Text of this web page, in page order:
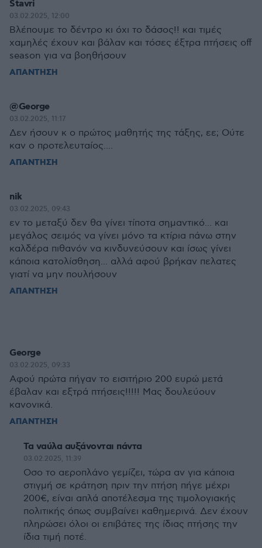
Stavri
03.02.2025, 12:00
Βλέπουμε το δέντρο κι όχι το δάσος!! και τιμές
χαμηλές έχουν και βάλαν και τόσες έξτρα πτήσεις off
season για να βοηθήσουν
ΑΠΑΝΤΗΣΗ
@George
03.02.2025, 11:17
Δεν ήσουν κ ο πρώτος μαθητής της τάξης, εε; Ούτε
καν ο προτελευταίος....
ΑΠΑΝΤΗΣΗ
nik
03.02.2025, 09:43
εν το μεταξύ δεν θα γίνει τίποτα σημαντικό... και
μεγάλος σειμός να γίνει μόνο τα κτίρια πάνω στην
καλδέρα πιθανόν να κινδυνεύσουν και ίσως γίνει
κάποια κατολίσθηση... αλλά αφού βρήκαν πελατες
γιατί να μην πουλήσουν
ΑΠΑΝΤΗΣΗ
George
03.02.2025, 09:33
Αφού πρώτα πήγαν το εισιτήριο 200 ευρώ μετά
έβαλαν και εξτρά πτήσεις!!!!! Μας δουλεύουν
κανονικά.
ΑΠΑΝΤΗΣΗ
Τα ναύλα αυξάνονται πάντα
03.02.2025, 11:39
Οσο το αεροπλάνο γεμίζει, τώρα αν για κάποια
στιγμή σε κράτηση πριν την πτήση πήγε μέχρι
200€, είναι απλά αποτέλεσμα της τιμολογιακής
πολιτικής όπως συμβαίνει καθημερινά. Δεν έχουν
πληρώσει όλοι οι επιβάτες της ίδιας πτήσης την
ίδια τιμή ποτέ.